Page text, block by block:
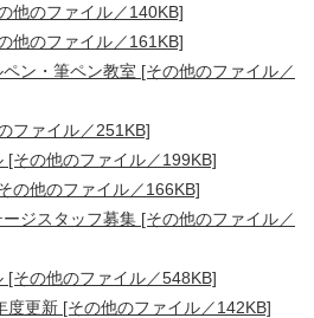
他のファイル／140KB]
他のファイル／161KB]
ン・筆ペン教室 [その他のファイル／
ファイル／251KB]
[その他のファイル／199KB]
の他のファイル／166KB]
ジスタッフ募集 [その他のファイル／
[その他のファイル／548KB]
度更新 [その他のファイル／142KB]